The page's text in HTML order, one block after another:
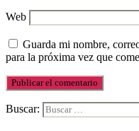
Web
Guarda mi nombre,
para la próxima vez que
Buscar: